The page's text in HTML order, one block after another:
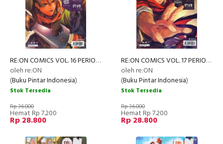
RE:ON COMICS VOL. 16 PERIODICAL COMICS COMPILATION
oleh re:ON
(Buku Pintar Indonesia)
Stok Tersedia
Rp 36.000
Hemat Rp 7.200
Rp 28.800
RE:ON COMICS VOL. 17 PERIODICAL COMICS COMPILATION
oleh re:ON
(Buku Pintar Indonesia)
Stok Tersedia
Rp 36.000
Hemat Rp 7.200
Rp 28.800